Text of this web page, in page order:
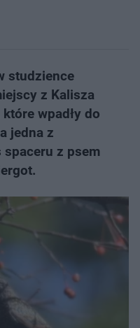
studzience
z Kalisza
wpadły do
jedna z
z psem